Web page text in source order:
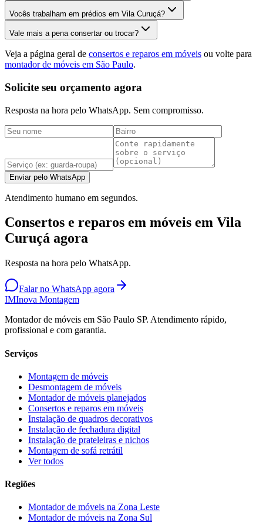
Vocês trabalham em prédios em Vila Curuçá?
Vale mais a pena consertar ou trocar?
Veja a página geral de consertos e reparos em móveis ou volte para
montador de móveis em São Paulo.
Solicite seu orçamento agora
Resposta na hora pelo WhatsApp. Sem compromisso.
Enviar pelo WhatsApp
Atendimento humano em segundos.
Consertos e reparos em móveis em Vila
Curuçá agora
Resposta na hora pelo WhatsApp.
Falar no WhatsApp agora
IMInova Montagem
Montador de móveis em São Paulo SP. Atendimento rápido,
profissional e com garantia.
Serviços
Montagem de móveis
Desmontagem de móveis
Montador de móveis planejados
Consertos e reparos em móveis
Instalação de quadros decorativos
Instalação de fechadura digital
Instalação de prateleiras e nichos
Montagem de sofá retrátil
Ver todos
Regiões
Montador de móveis na Zona Leste
Montador de móveis na Zona Sul